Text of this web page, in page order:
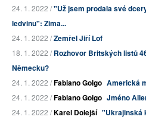
24. 1. 2022 /"Už jsem prodala své
ledvinu": Zima...
24. 1. 2022 /Zemřel Jiří Lof
18. 1. 2022 /Rozhovor Britských listů
Německu?
24. 1. 2022 /Fabiano Golgo Americká
24. 1. 2022 /Fabiano Golgo Jméno
24. 1. 2022 /Karel Dolejší "Ukrajinská